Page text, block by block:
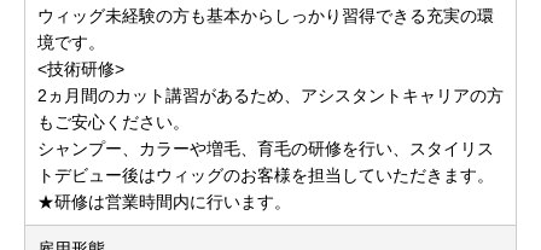
ウィッグ未経験の方も基本からしっかり習得できる充実の環
境です。
<技術研修>
2ヵ月間のカット講習があるため、アシスタントキャリアの方
もご安心ください。
シャンプー、カラーや増毛、育毛の研修を行い、スタイリス
トデビュー後はウィッグのお客様を担当していただきます。
★研修は営業時間内に行います。